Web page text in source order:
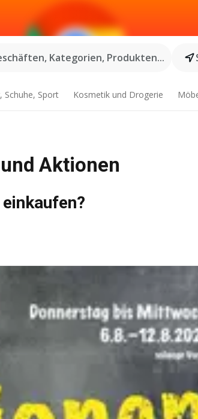
Kategorien, Produkten...
Schuhe, Sport Kosmetik und Drogerie
Aktionen